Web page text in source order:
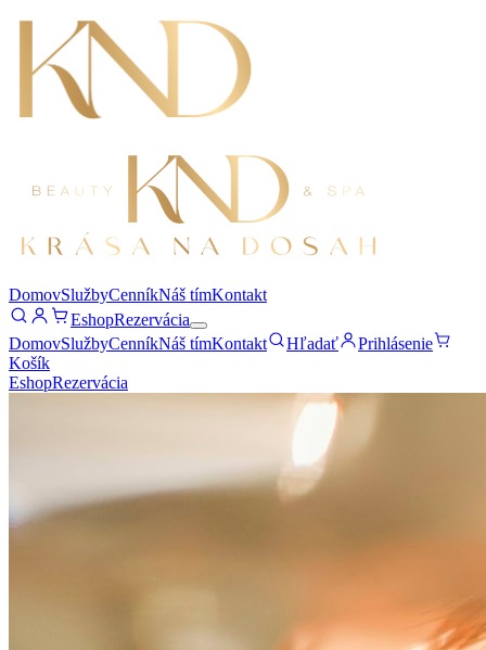
DomovSlužbyCenníkNáš tímKontakt
EshopRezervácia
DomovSlužbyCenníkNáš tímKontakt Hľadať
Prihlásenie
Košík
EshopRezervácia